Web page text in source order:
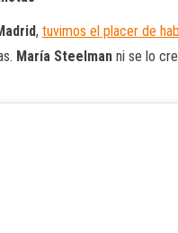
, tuvimos el placer de
María Steelman ni se lo